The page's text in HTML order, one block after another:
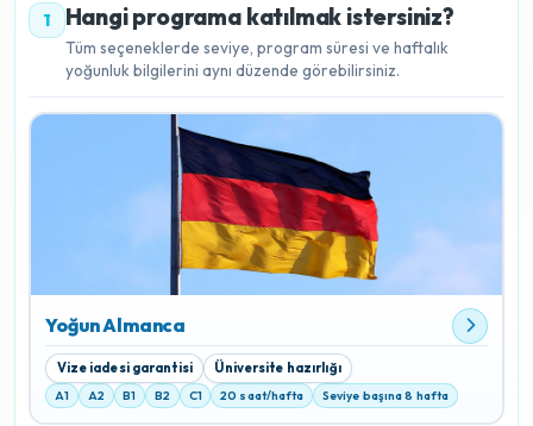
1 Hangi programa katılmak istersiniz?
Tüm seçeneklerde seviye, program süresi ve haftalık
yoğunluk bilgilerini aynı düzende görebilirsiniz.
Yoğun Almanca
Vize iadesi garantisi Üniversite hazırlığı
A1 A2 B1 B2 C1 20 saat/hafta Seviye başına 8 hafta